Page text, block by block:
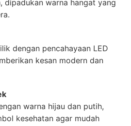
dipadukan warna hangat yang
dengan pencahayaan LED
kesan modern dan
warna hijau dan putih,
kesehatan agar mudah